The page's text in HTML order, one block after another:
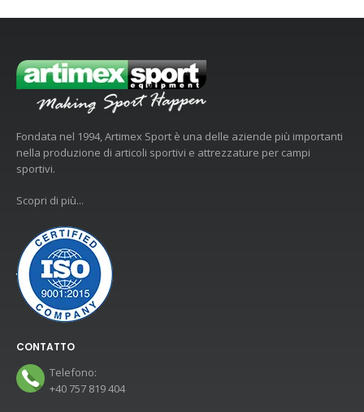
Fondata nel 1994, Artimex Sport è una delle aziende più importanti
nella produzione di articoli sportivi e attrezzature per campi
sportivi.
Scopri di più...
CONTATTO
Telefono:
+40 757 819 404